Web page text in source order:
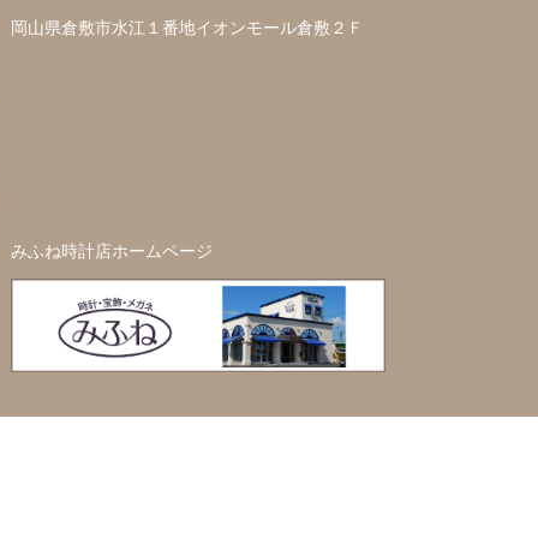
岡山県倉敷市水江１番地イオンモール倉敷２Ｆ
みふね時計店ホームページ